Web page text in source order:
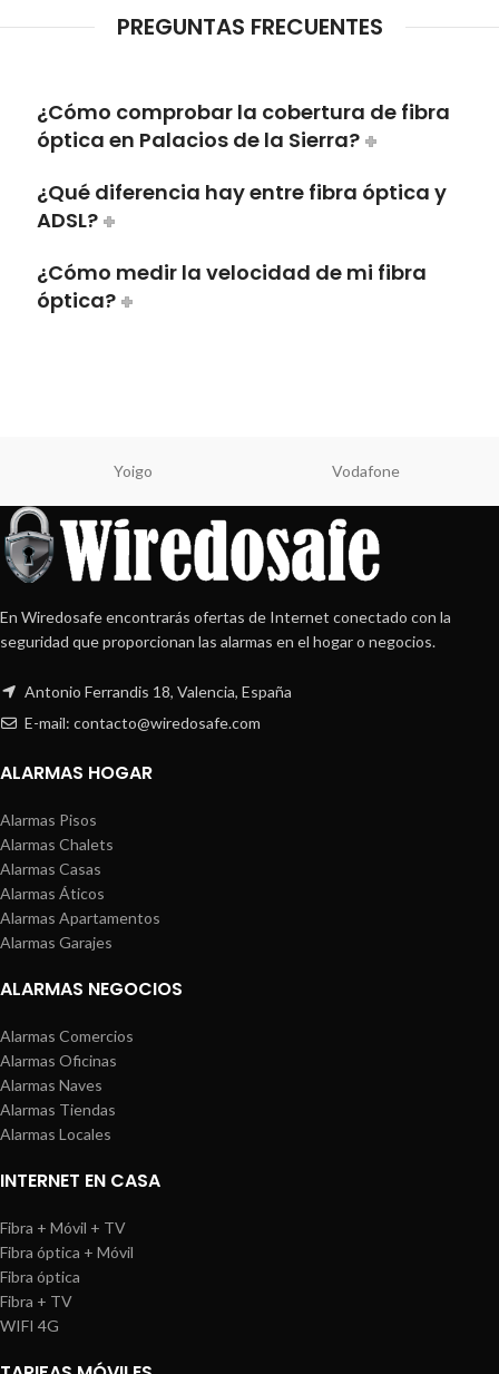
PREGUNTAS FRECUENTES
¿Cómo comprobar la cobertura de fibra
óptica en Palacios de la Sierra?
¿Qué diferencia hay entre fibra óptica y
ADSL?
¿Cómo medir la velocidad de mi fibra
óptica?
Yoigo Vodafone
En Wiredosafe encontrarás ofertas de Internet conectado con la
seguridad que proporcionan las alarmas en el hogar o negocios.
Antonio Ferrandis 18, Valencia, España
E-mail: contacto@wiredosafe.com
ALARMAS HOGAR
Alarmas Pisos
Alarmas Chalets
Alarmas Casas
Alarmas Áticos
Alarmas Apartamentos
Alarmas Garajes
ALARMAS NEGOCIOS
Alarmas Comercios
Alarmas Oficinas
Alarmas Naves
Alarmas Tiendas
Alarmas Locales
INTERNET EN CASA
Fibra + Móvil + TV
Fibra óptica + Móvil
Fibra óptica
Fibra + TV
WIFI 4G